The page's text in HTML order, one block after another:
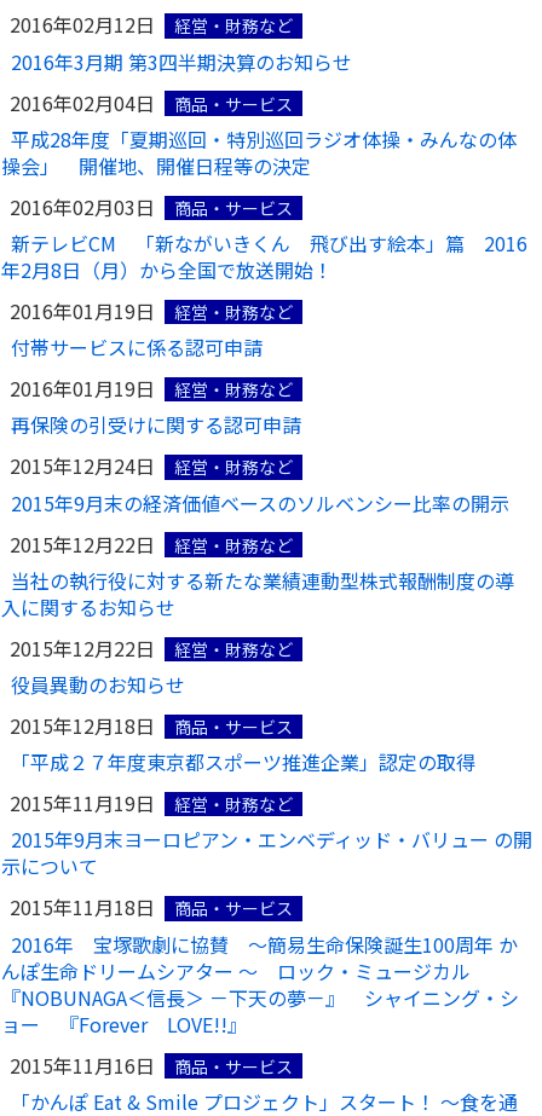
ラジオ体操・みんなの体操
ラジオ体操ポータルサイト
お客さまの声／お客さまサービス向上の取組み
かんぽジャンクション
2016年02月12日
経営・財務など
2016年3月期 第3四半期決算のお知らせ
2016年02月04日
商品・サービス
平成28年度「夏期巡回・特別巡回ラジオ体操・みんなの体
操会」 開催地、開催日程等の決定
2016年02月03日
商品・サービス
新テレビCM 「新ながいきくん 飛び出す絵本」篇 2016
年2月8日（月）から全国で放送開始！
2016年01月19日
経営・財務など
付帯サービスに係る認可申請
2016年01月19日
経営・財務など
再保険の引受けに関する認可申請
2015年12月24日
経営・財務など
2015年9月末の経済価値ベースのソルベンシー比率の開示
2015年12月22日
経営・財務など
当社の執行役に対する新たな業績連動型株式報酬制度の導
入に関するお知らせ
2015年12月22日
経営・財務など
役員異動のお知らせ
2015年12月18日
商品・サービス
「平成２７年度東京都スポーツ推進企業」認定の取得
2015年11月19日
経営・財務など
2015年9月末ヨーロピアン・エンベディッド・バリュー の開
示について
2015年11月18日
商品・サービス
2016年 宝塚歌劇に協賛 ～簡易生命保険誕生100周年 か
んぽ生命ドリームシアター ～ ロック・ミュージカル
『NOBUNAGA＜信長＞ －下天の夢－』 シャイニング・シ
ョー 『Forever LOVE!!』
2015年11月16日
商品・サービス
「かんぽ Eat & Smile プロジェクト」スタート！ ～食を通